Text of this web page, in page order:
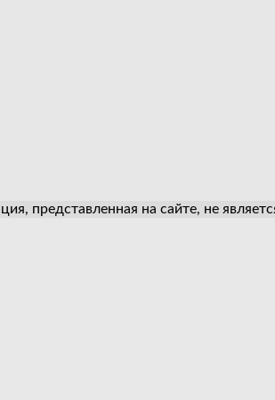
представленная на сайте, не